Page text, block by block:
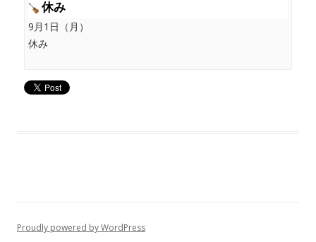
休み
9月1日（月）
休み
Proudly powered by WordPress